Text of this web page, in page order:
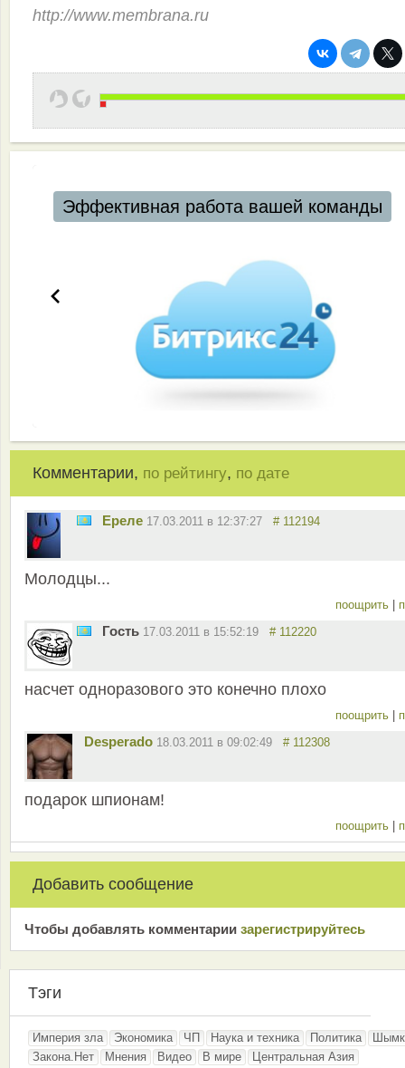
http://www.membrana.ru
Эффективная работа вашей команды
Комментарии, по рейтингу, по дате
Ереле 17.03.2011 в 12:37:27 # 112194
Молодцы...
поощрить
Гость 17.03.2011 в 15:52:19 # 112220
насчет одноразового это конечно плохо
поощрить
Desperado 18.03.2011 в 09:02:49 # 112308
подарок шпионам!
поощрить
Добавить сообщение
Чтобы добавлять комментарии зарeгиcтрирyйтeсь
Тэги
Империя зла Экономика ЧП Наука и техника Политика
Закона.Нет
Мнения Видео В мире
Центральная Азия